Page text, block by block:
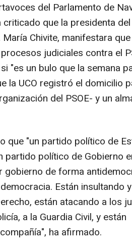
del Parlamento de
que la presidenta del
Chivite, manifestara
judiciales contra el
"es un bulo que la semana
la UCO registró el domicilio
del PSOE- y un
que "un partido político de
partido político de Gobierno
gobierno de forma
Están insultando
están atacando a los
a la Guardia Civil, y están
ha afirmado.